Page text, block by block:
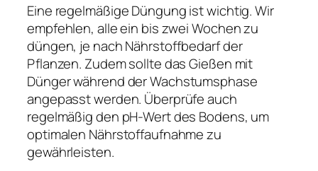
Eine regelmäßige Düngung ist wichtig. Wir
empfehlen, alle ein bis zwei Wochen zu
düngen, je nach Nährstoffbedarf der
Pflanzen. Zudem sollte das Gießen mit
Dünger während der Wachstumsphase
angepasst werden. Überprüfe auch
regelmäßig den pH-Wert des Bodens, um
optimalen Nährstoffaufnahme zu
gewährleisten.